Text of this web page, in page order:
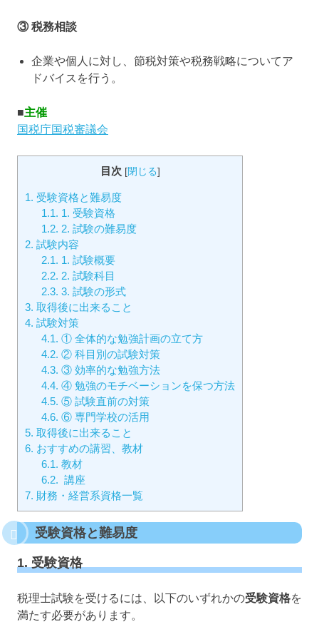
③ 税務相談
企業や個人に対し、節税対策や税務戦略についてア
ドバイスを行う。
■主催
国税庁国税審議会
目次 [閉じる]
1. 受験資格と難易度
1.1. 1. 受験資格
1.2. 2. 試験の難易度
2. 試験内容
2.1. 1. 試験概要
2.2. 2. 試験科目
2.3. 3. 試験の形式
3. 取得後に出来ること
4. 試験対策
4.1. ① 全体的な勉強計画の立て方
4.2. ② 科目別の試験対策
4.3. ③ 効率的な勉強方法
4.4. ④ 勉強のモチベーションを保つ方法
4.5. ⑤ 試験直前の対策
4.6. ⑥ 専門学校の活用
5. 取得後に出来ること
6. おすすめの講習、教材
6.1. 教材
6.2. 講座
7. 財務・経営系資格一覧
受験資格と難易度
1. 受験資格
税理士試験を受けるには、以下のいずれかの受験資格を
満たす必要があります。